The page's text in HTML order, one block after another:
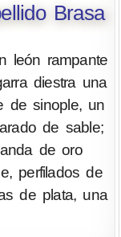
Brasa
león rampante
diestra una
de sinople, un
de sable;
de oro
perfilados de
de plata, una